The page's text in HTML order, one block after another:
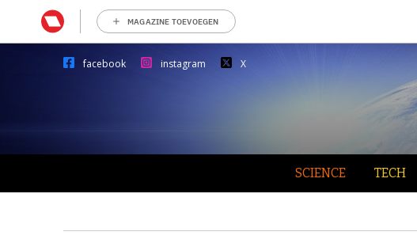
MAGAZINE TOEVOEGEN
facebook instagram X
SCIENCE TECH